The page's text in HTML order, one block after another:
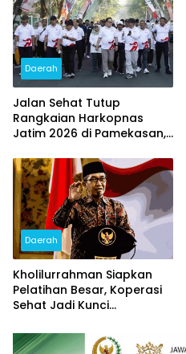
Daerah
Jalan Sehat Tutup
Rangkaian Harkopnas
Jatim 2026 di Pamekasan,
Banjir Doorprize
Daerah
Kholilurrahman Siapkan
Pelatihan Besar, Koperasi
Sehat Jadi Kunci
Pamekasan